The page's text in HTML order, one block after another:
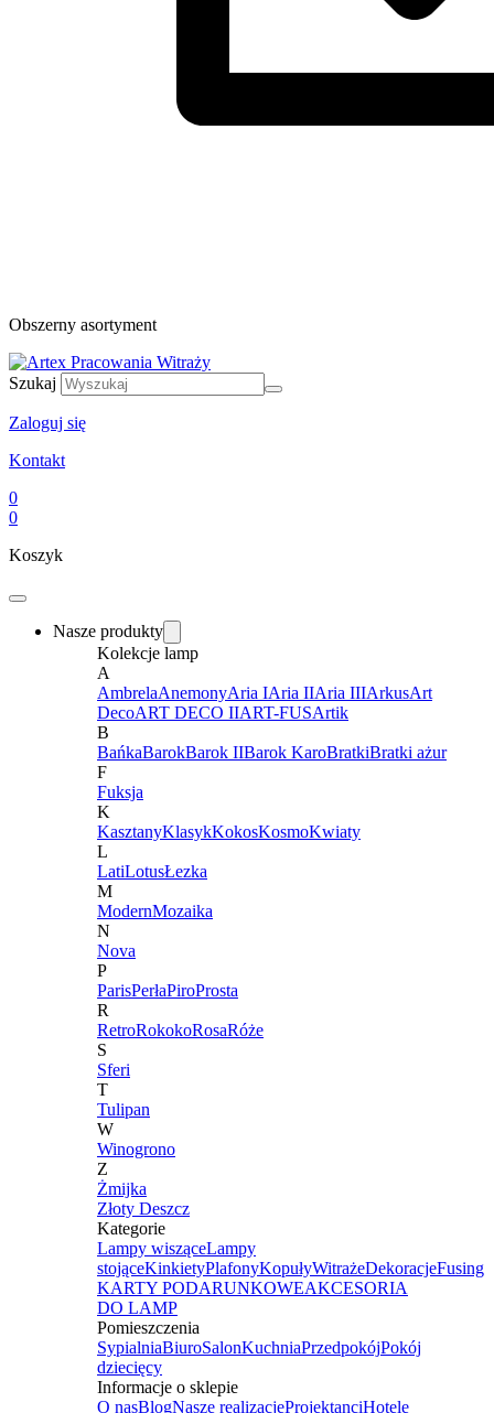
Obszerny asortyment
Szukaj
Zaloguj się
Kontakt
0
0
Koszyk
Nasze produkty
Kolekcje lamp
A
AmbrelaAnemonyAria IAria IIAria IIIArkusArt
DecoART DECO IIART-FUSArtik
B
BańkaBarokBarok IIBarok KaroBratkiBratki ażur
F
Fuksja
K
KasztanyKlasykKokosKosmoKwiaty
L
LatiLotusŁezka
M
ModernMozaika
N
Nova
P
ParisPerłaPiroProsta
R
RetroRokokoRosaRóże
S
Sferi
T
Tulipan
W
Winogrono
Z
Żmijka
Złoty Deszcz
Kategorie
Lampy wisząceLampy
stojąceKinkietyPlafonyKopułyWitrażeDekoracjeFusing
KARTY PODARUNKOWEAKCESORIA
DO LAMP
Pomieszczenia
SypialniaBiuroSalonKuchniaPrzedpokójPokój
dziecięcy
Informacje o sklepie
O nasBlogNasze realizacjeProjektanciHotele